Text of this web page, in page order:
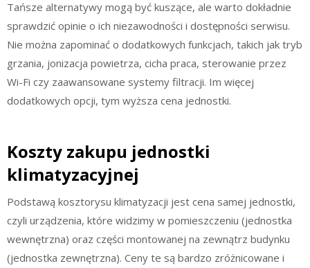
Tańsze alternatywy mogą być kuszące, ale warto dokładnie
sprawdzić opinie o ich niezawodności i dostępności serwisu.
Nie można zapominać o dodatkowych funkcjach, takich jak tryb
grzania, jonizacja powietrza, cicha praca, sterowanie przez
Wi-Fi czy zaawansowane systemy filtracji. Im więcej
dodatkowych opcji, tym wyższa cena jednostki.
Koszty zakupu jednostki
klimatyzacyjnej
Podstawą kosztorysu klimatyzacji jest cena samej jednostki,
czyli urządzenia, które widzimy w pomieszczeniu (jednostka
wewnętrzna) oraz części montowanej na zewnątrz budynku
(jednostka zewnętrzna). Ceny te są bardzo zróżnicowane i